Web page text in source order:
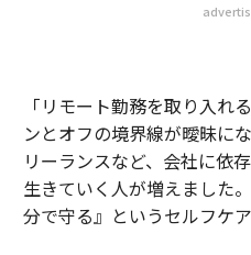
「リモート勤務を取り入れ
ンとオフの境界線が曖昧に
リーランスなど、会社に依
生きていく人が増えました
分で守る』というセルフケ